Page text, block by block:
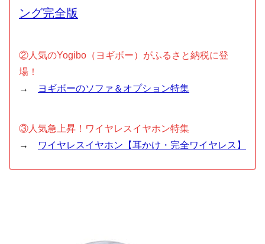
ング完全版
②人気のYogibo（ヨギボー）がふるさと納税に登
場！
→
ヨギボーのソファ＆オプション特集
③人気急上昇！ワイヤレスイヤホン特集
→
ワイヤレスイヤホン【耳かけ・完全ワイヤレス】